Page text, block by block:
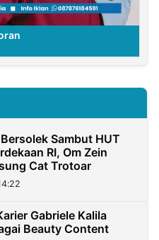
Sambut HUT
RI, Om Zein
Cat Trotoar
Gabriele Kalila
Beauty Content